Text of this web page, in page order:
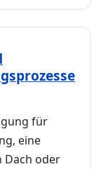
für
eine
Dach oder